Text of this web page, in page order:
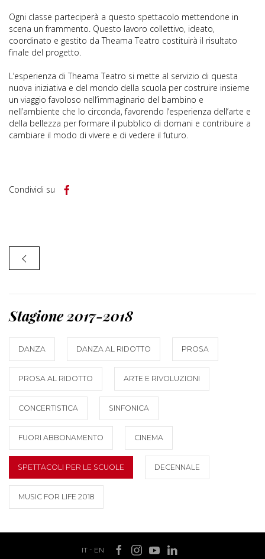
Ogni classe parteciperà a questo spettacolo mettendone in
scena un frammento. Questo lavoro collettivo, ideato,
coordinato e gestito da Theama Teatro costituirà il risultato
finale del progetto.
L’esperienza di Theama Teatro si mette al servizio di questa
nuova iniziativa e del mondo della scuola per costruire insieme
un viaggio favoloso nell’immaginario del bambino e
nell’ambiente che lo circonda, favorendo l’esperienza dell’arte e
della bellezza per formare il pubblico di domani e contribuire a
cambiare il modo di vivere e di vedere il futuro.
Condividi su
Stagione 2017-2018
DANZA DANZA AL RIDOTTO PROSA
PROSA AL RIDOTTO ARTE E RIVOLUZIONI
CONCERTISTICA SINFONICA
FUORI ABBONAMENTO CINEMA
SPETTACOLI PER LE SCUOLE DECENNALE
MUSIC FOR LIFE 2018
IT- EN